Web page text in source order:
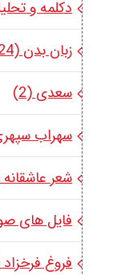
دکلمه و تحلیل شعر (174)
زبان بدن (24)
سعدی (2)
سهراب سپهری (10)
شعر عاشقانه (9)
فایل های صوتی (5)
فروغ فرخزاد (2)